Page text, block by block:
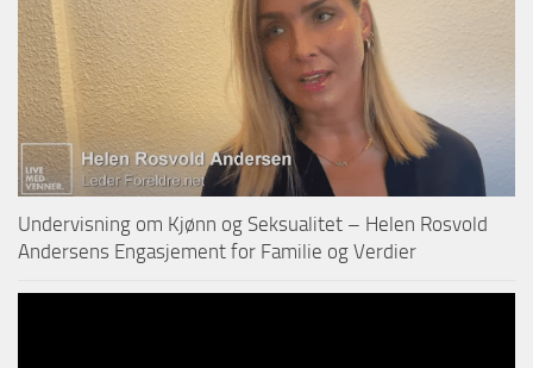
Undervisning om Kjønn og Seksualitet – Helen Rosvold
Andersens Engasjement for Familie og Verdier